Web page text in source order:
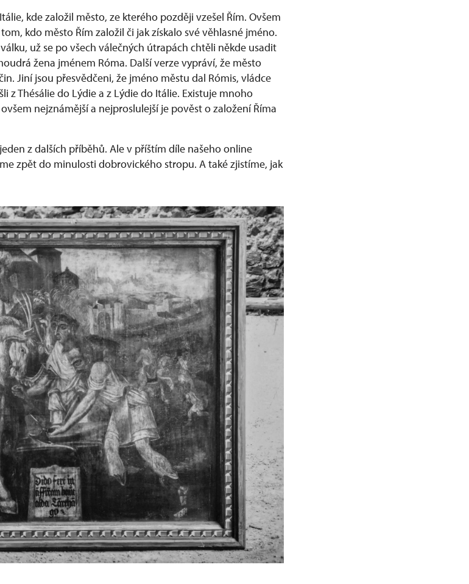
kde založil město, ze kterého později vzešel Řím. Ovšem
kdo město Řím založil či jak získalo své věhlasné jméno.
už se po všech válečných útrapách chtěli někde usadit
žena jménem Róma. Další verze vypráví, že město
Jiní jsou přesvědčeni, že jméno městu dal Rómis, vládce
z Thésálie do Lýdie a z Lýdie do Itálie. Existuje mnoho
nejznámější a nejproslulejší je pověst o založení Říma
z dalších příběhů. Ale v příštím díle našeho online
zpět do minulosti dobrovického stropu. A také zjistíme, jak